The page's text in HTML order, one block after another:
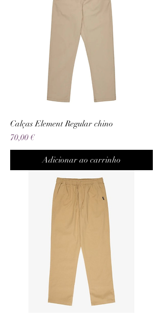
Calças Element Regular chino
Preço
70,00 €
Adicionar ao carrinho